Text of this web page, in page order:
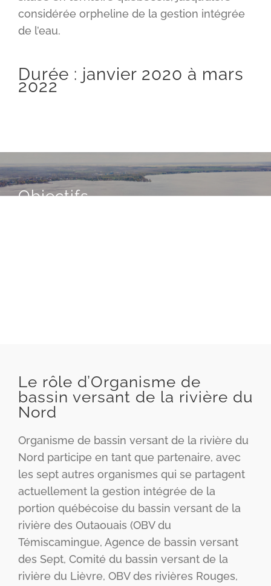
considérée orpheline de la gestion intégrée
de l’eau.
Durée : janvier 2020 à mars
2022
Objectifs
Le rôle d’Organisme de
bassin versant de la rivière du
Nord
Organisme de bassin versant de la rivière du
Nord participe en tant que partenaire, avec
les sept autres organismes qui se partagent
actuellement la gestion intégrée de la
portion québécoise du bassin versant de la
rivière des Outaouais (OBV du
Témiscamingue, Agence de bassin versant
des Sept, Comité du bassin versant de la
rivière du Lièvre, OBV des rivières Rouges,